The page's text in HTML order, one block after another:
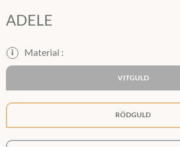
ADELE
VITGULD
i
RÖDGULD